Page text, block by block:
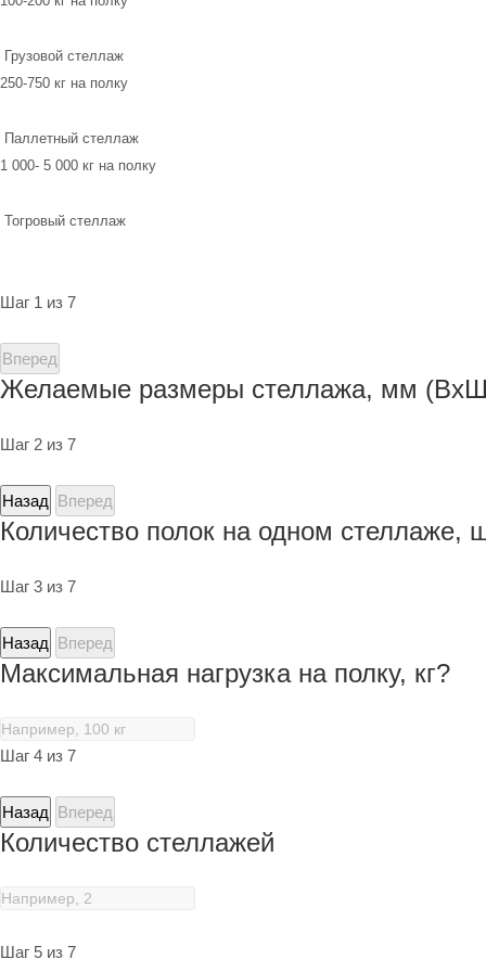
Грузовой стеллаж
250-750 кг на полку
Паллетный стеллаж
1 000- 5 000 кг на полку
Тогровый стеллаж
Шаг 1 из 7
Вперед
Желаемые размеры стеллажа, мм
Шаг 2 из 7
Назад Вперед
Количество полок на одном стеллаже,
Шаг 3 из 7
Назад Вперед
Максимальная нагрузка на полку, кг?
Шаг 4 из 7
Назад Вперед
Количество стеллажей
Шаг 5 из 7